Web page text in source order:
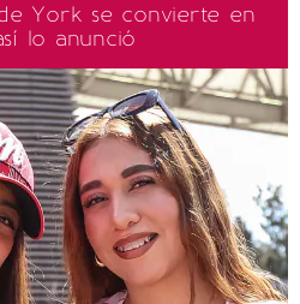
York se convierte en
lo anunció